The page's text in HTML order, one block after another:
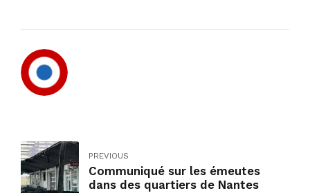
PREVIOUS
Communiqué sur les émeutes
dans des quartiers de Nantes